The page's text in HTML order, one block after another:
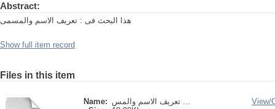
Abstract:
هذا البحث فى : تعريف الاسم والمسمى
Show full item record
Files in this item
Name:
تعريف الاسم والمس ...
View/